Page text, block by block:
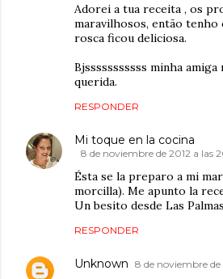
Adorei a tua receita , os
maravilhosos, então tenho
rosca ficou deliciosa.
Bjsssssssssss minha
querida.
RESPONDER
Mi toque en la cocina
8 de noviembre de 2012 a las
Ésta se la preparo a mi
morcilla). Me apunto la
Un besito desde Las
RESPONDER
Unknown 8 de noviembre de